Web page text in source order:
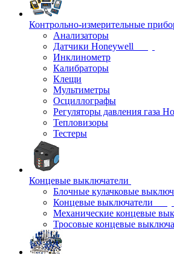
Контрольно-измерительные
Анализаторы
Датчики Honeywell
Инклинометр
Калибраторы
Клещи
Мультиметры
Осциллографы
Регуляторы давления газа
Тепловизоры
Тестеры
Концевые выключатели
Блочные кулачковые
Концевые выключатели
Механические концевые
Тросовые концевые